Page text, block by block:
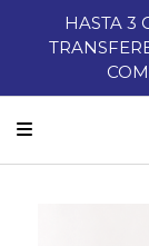
HASTA 3